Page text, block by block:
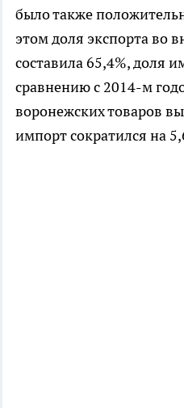
было также
этом доля экспорта во
составила 65,4%, доля
сравнению с 2014-м
воронежских товаров
импорт сократился на